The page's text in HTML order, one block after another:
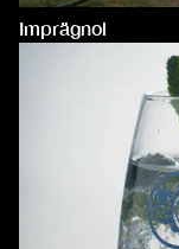
Imprägnol